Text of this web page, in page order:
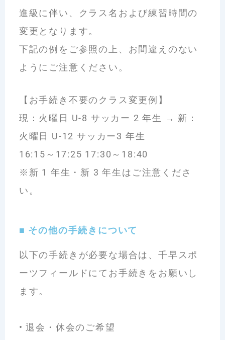
進級に伴い、クラス名および練習時間の
変更となります。
下記の例をご参照の上、お間違えのない
ようにご注意ください。
【お手続き不要のクラス変更例】
現：火曜日 U-8 サッカー 2 年生 → 新：
火曜日 U-12 サッカー3 年生
16:15～17:25 17:30～18:40
※新 1 年生・新 3 年生はご注意くださ
い。
■ その他の手続きについて
以下の手続きが必要な場合は、千早スポ
ーツフィールドにてお手続きをお願いし
ます。
• 退会・休会のご希望